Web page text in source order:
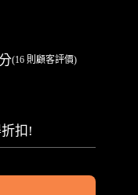
(16 則顧客評價)
扣!